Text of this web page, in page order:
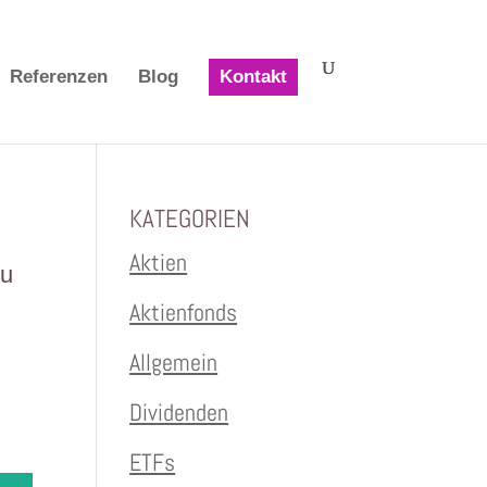
Referenzen Blog Kontakt
KATEGORIEN
Aktien
Aktienfonds
Allgemein
Dividenden
ETFs